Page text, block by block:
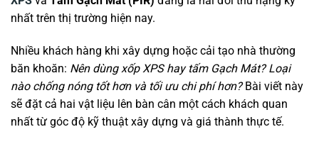
nhất trên thị trường hiện nay.
Nhiều khách hàng khi xây dựng hoặc cải tạo nhà thường
băn khoăn: Nên dùng xốp XPS hay tấm Gạch Mát? Loại
nào chống nóng tốt hơn và tối ưu chi phí hơn?Bài viết này
sẽ đặt cả hai vật liệu lên bàn cân một cách khách quan
nhất từ góc độ kỹ thuật xây dựng và giá thành thực tế.